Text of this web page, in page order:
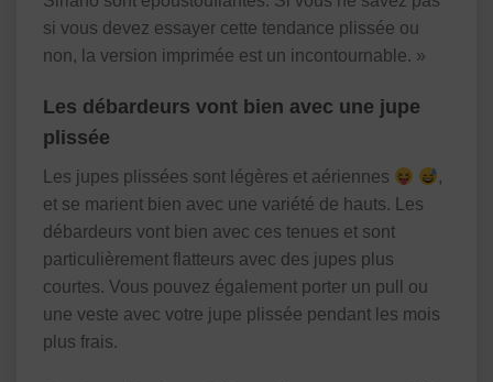
si vous devez essayer cette tendance plissée ou
non, la version imprimée est un incontournable. »
Les débardeurs vont bien avec une jupe
plissée
Les jupes plissées sont légères et aériennes
,
et se marient bien avec une variété de hauts. Les
débardeurs vont bien avec ces tenues et sont
particulièrement flatteurs avec des jupes plus
courtes. Vous pouvez également porter un pull ou
une veste avec votre jupe plissée pendant les mois
plus frais.